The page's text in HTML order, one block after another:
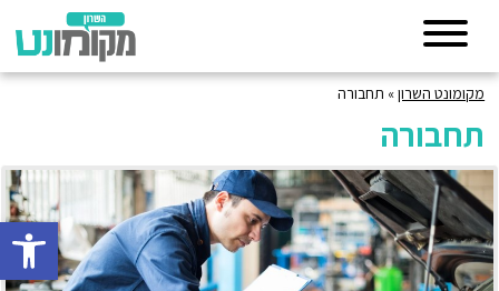
פתח
מקומונט השרון» תחבורה
תחבורה